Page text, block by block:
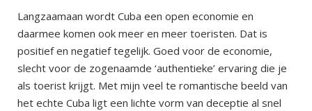
Langzaamaan wordt Cuba een open economie en
daarmee komen ook meer en meer toeristen. Dat is
positief en negatief tegelijk. Goed voor de economie,
slecht voor de zogenaamde ‘authentieke’ ervaring die je
als toerist krijgt. Met mijn veel te romantische beeld van
het echte Cuba ligt een lichte vorm van deceptie al snel